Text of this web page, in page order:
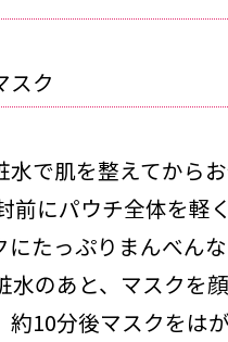
スク
で肌を整えてからお
前にパウチ全体を軽
にたっぷりまんべん
のあと、マスクを
約10分後マスクをは